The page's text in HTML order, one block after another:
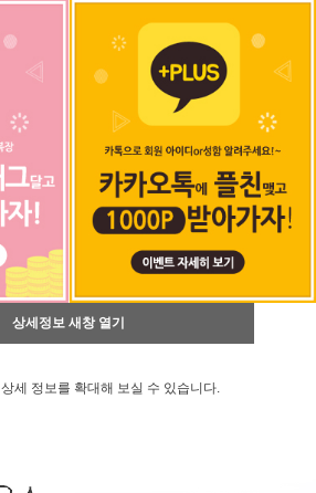
상세정보 새창 열기
상세 정보를 확대해 보실 수 있습니다.